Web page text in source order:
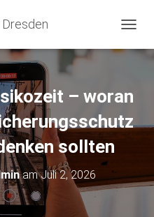
A
A
I
M
– woran
sollten
amJuli 2, 2026